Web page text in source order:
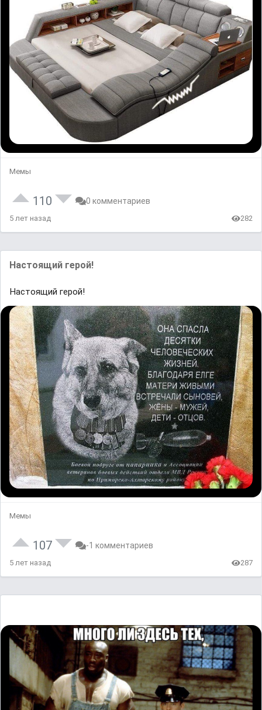
Мемы
110 0 комментариев
5 лет назад 282
Настоящий герой!
Настоящий герой!
Мемы
107 -1 комментариев
5 лет назад 287